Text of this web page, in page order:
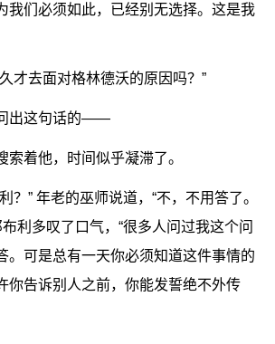
我们必须如此，已经别无选择。这是我
才去面对格林德沃的原因吗？”
出这句话的——
索着他，时间似乎凝滞了。
？” 年老的巫师说道，“不，不用答了。
利多叹了口气，“很多人问过我这个问
。可是总有一天你必须知道这件事情的
你告诉别人之前，你能发誓绝不外传